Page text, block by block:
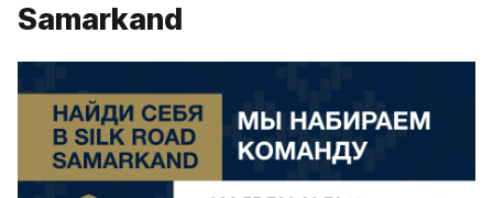
Samarkand